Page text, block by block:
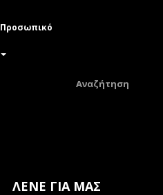
Προσωπικό
Φόρμα
ΛΕΝΕ ΓΙΑ ΜΑΣ